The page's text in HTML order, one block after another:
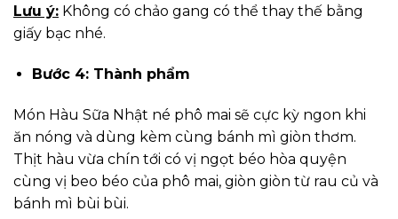
Lưu ý: Không có chảo gang có thể thay thế bằng
giấy bạc nhé.
Bước 4: Thành phẩm
Món Hàu Sữa Nhật né phô mai sẽ cực kỳ ngon khi
ăn nóng và dùng kèm cùng bánh mì giòn thơm.
Thịt hàu vừa chín tới có vị ngọt béo hòa quyện
cùng vị beo béo của phô mai, giòn giòn từ rau củ và
bánh mì bùi bùi.